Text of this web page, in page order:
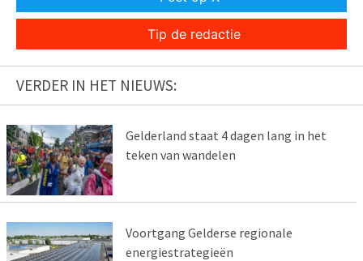
Tip de redactie
VERDER IN HET NIEUWS:
Gelderland staat 4 dagen lang in het
teken van wandelen
Voortgang Gelderse regionale
energiestrategieën